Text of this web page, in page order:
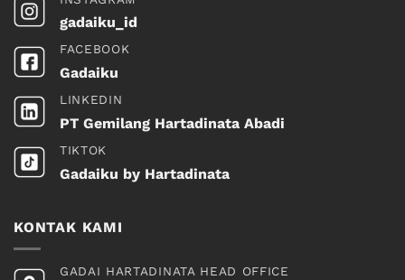
gadaiku_id
FACEBOOK
Gadaiku
LINKEDIN
PT Gemilang Hartadinata Abadi
TIKTOK
Gadaiku by Hartadinata
KONTAK KAMI
GADAI HARTADINATA HEAD OFFICE